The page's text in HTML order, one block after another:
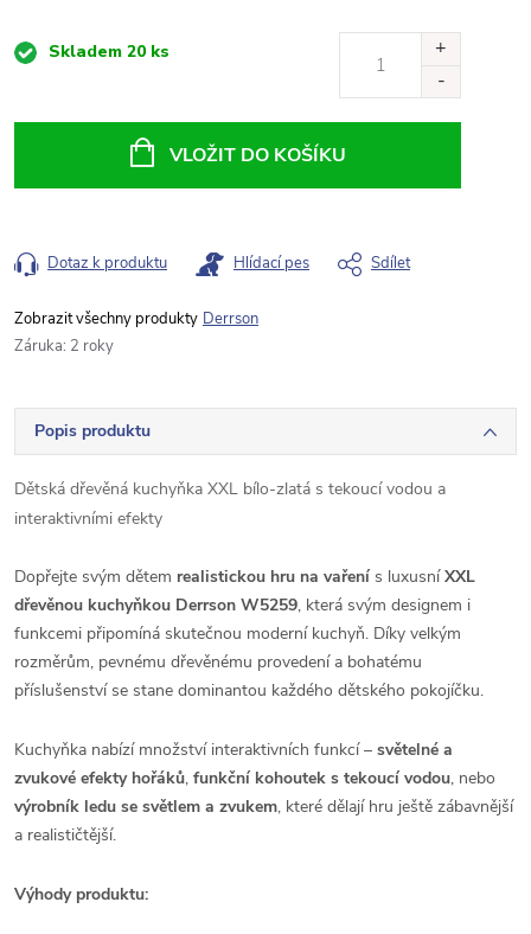
MěrnáSkladem 20 ks
VLOŽIT DO KOŠÍKU
Dotaz k produktu Hlídací pes Sdílet
Derrson
Záruka: 2 roky
Popis produktu
Dětská dřevěná kuchyňka XXL bílo-zlatá s tekoucí vodou a
interaktivními efekty
Dopřejte svým dětem realistickou hru na vaření s luxusníXXL
dřevěnou kuchyňkou Derrson W5259, která svým designem i
funkcemi připomíná skutečnou moderní kuchyň. Díky velkým
rozměrům, pevnému dřevěnému provedení a bohatému
příslušenství se stane dominantou každého dětského pokojíčku.
Kuchyňka nabízí množství interaktivních funkcí – světelné a
zvukové efekty hořáků, funkční kohoutek s tekoucí vodou, nebo
výrobník ledu se světlem a zvukem, které dělají hru ještě zábavnější
a realističtější.
Výhody produktu: